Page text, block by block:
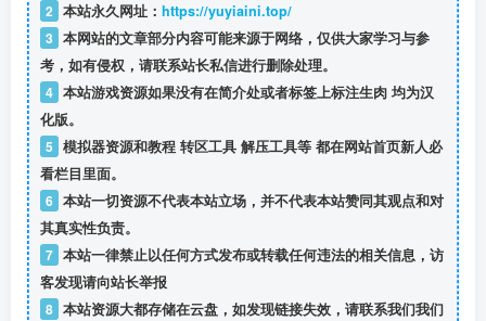
2 本站永久网址： https://yuyiaini.top/
3 本网站的文章部分内容可能来源于网络，仅供大家学习与参
考，如有侵权，请联系站长私信进行删除处理。
4 本站游戏资源如果没有在简介处或者标签上标注生肉 均为汉
化版。
5 模拟器资源和教程 转区工具 解压工具等 都在网站首页新人必
看栏目里面。
6 本站一切资源不代表本站立场，并不代表本站赞同其观点和对
其真实性负责。
7 本站一律禁止以任何方式发布或转载任何违法的相关信息，访
客发现请向站长举报
8 本站资源大都存储在云盘，如发现链接失效，请联系我们我们